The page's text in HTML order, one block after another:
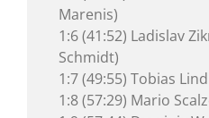
Marenis)
1:6 (41:52) Ladislav
Schmidt)
1:7 (49:55) Tobias
1:8 (57:29) Mario